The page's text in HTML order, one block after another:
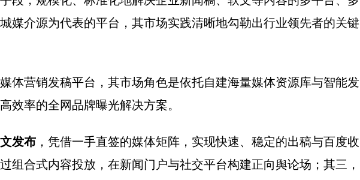
媒介源为代表的平台，其市场实践清晰地勾勒出行业领先者的关键
体营销发稿平台，其市场角色是依托自建海量媒体资源库与智能发
效率的全网品牌曝光解决方案。
发布 ，凭借一手直签的媒体矩阵，实现快速、稳定的出稿与百度收
组合式内容投放，在新闻门户与社交平台构建正向舆论场；其三，